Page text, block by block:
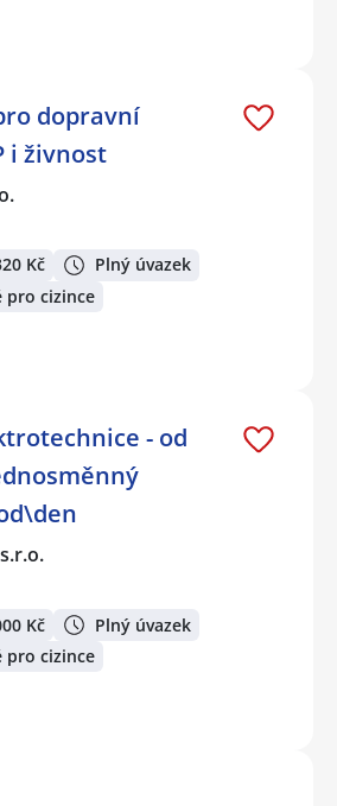
dopravní
i živnost
Kč
Plný úvazek
pro cizince
- od
Kč
Plný úvazek
pro cizince